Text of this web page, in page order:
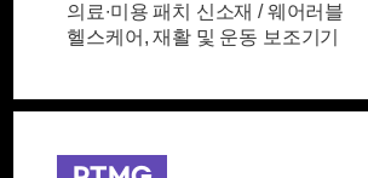
의료∙미용 패치 신소재 / 웨어러블
헬스케어, 재활 및 운동 보조기기